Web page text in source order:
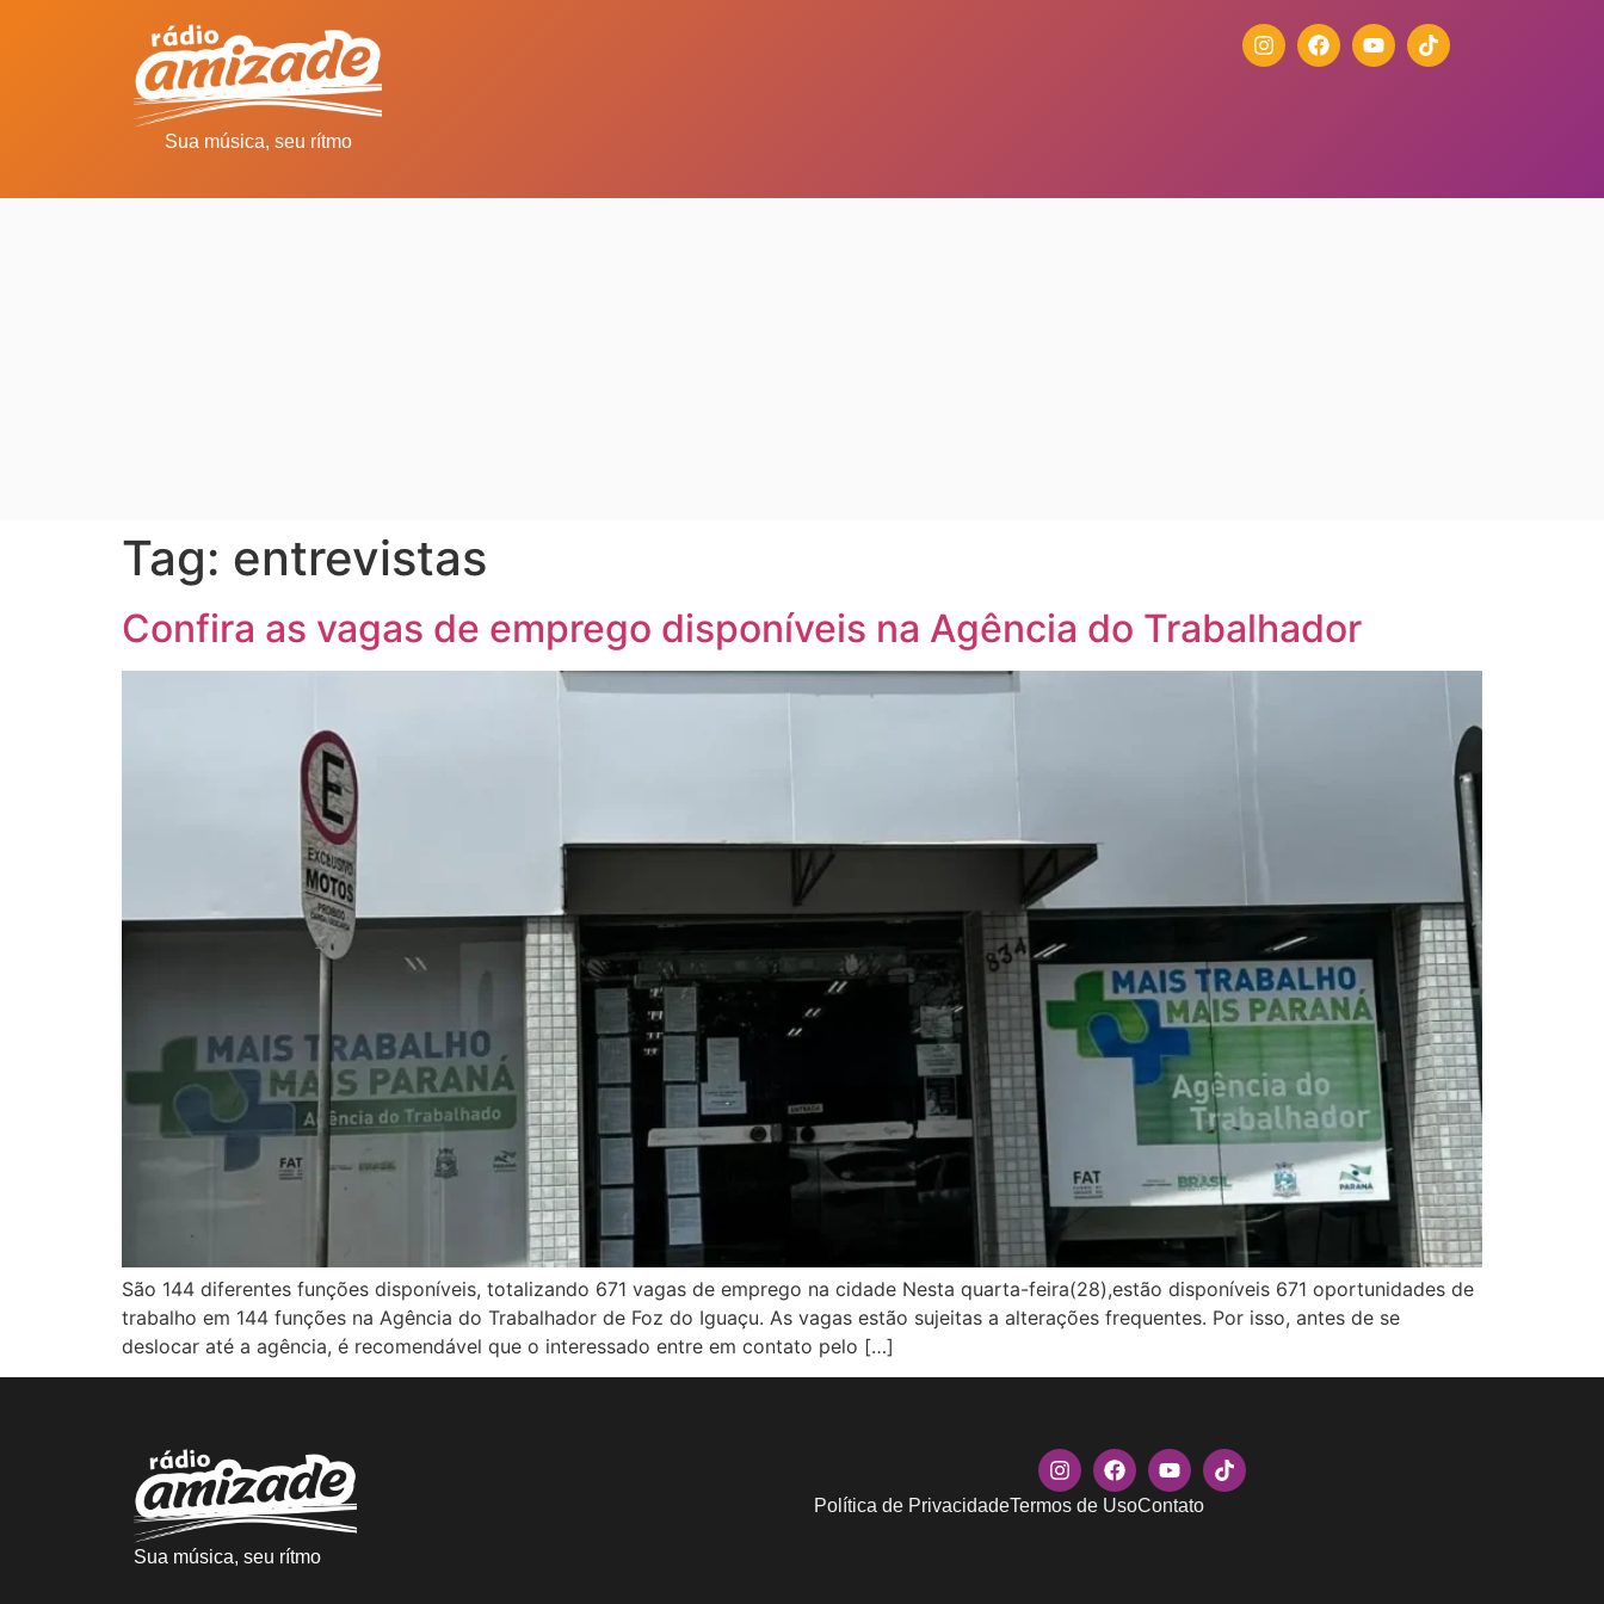
Sua música, seu rítmo
Tag: entrevistas
Confira as vagas de emprego disponíveis na Agência do Trabalhador
São 144 diferentes funções disponíveis, totalizando 671 vagas de emprego na cidade Nesta quarta-feira(28),estão disponíveis 671 oportunidades de
trabalho em 144 funções na Agência do Trabalhador de Foz do Iguaçu. As vagas estão sujeitas a alterações frequentes. Por isso, antes de se
deslocar até a agência, é recomendável que o interessado entre em contato pelo […]
Sua música, seu rítmo
Política de PrivacidadeTermos de UsoContato